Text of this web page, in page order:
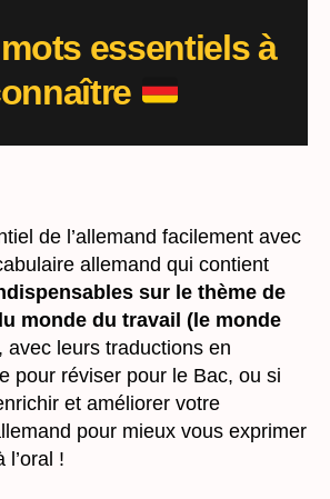
essentiels à
de l’allemand facilement avec
allemand qui contient
sur le thème de
monde du travail (le monde
, avec leurs traductions en
pour réviser pour le Bac, ou si
et améliorer votre
pour mieux vous exprimer
l’oral !